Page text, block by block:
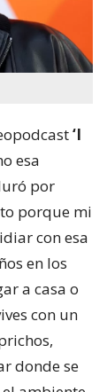
‘I
esa
por
porque mi
con esa
en los
a casa o
con un
donde se